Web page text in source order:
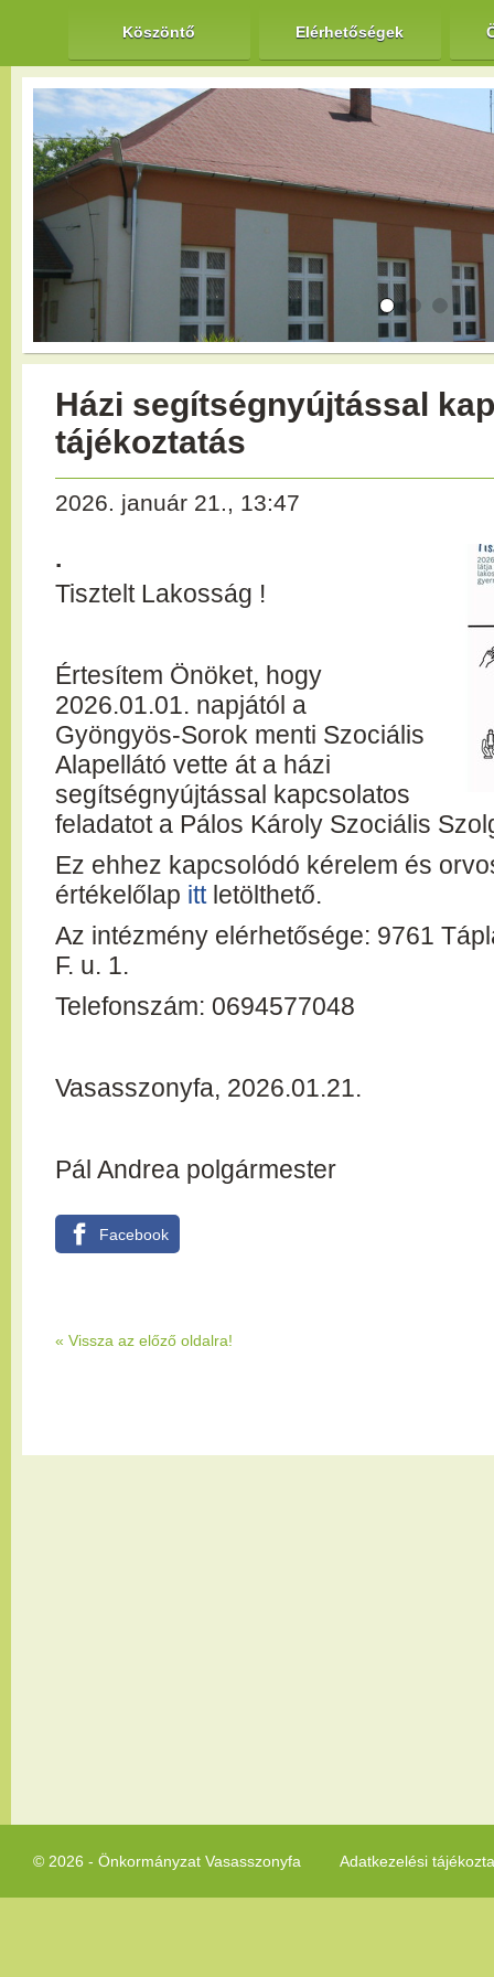
Köszöntő Elérhetőségek
Házi segítségnyújtással
tájékoztatás
2026. január 21., 13:47
.
Tisztelt Lakosság !
Értesítem Önöket, hogy
2026.01.01. napjától a
Gyöngyös-Sorok menti Szociális
Alapellátó vette át a házi
segítségnyújtással kapcsolatos
feladatot a Pálos Károly Szociális
Ez ehhez kapcsolódó kérelem és
értékelőlap itt letölthető.
Az intézmény elérhetősége: 9761
F. u. 1.
Telefonszám: 0694577048
Vasasszonyfa, 2026.01.21.
Pál Andrea polgármester
Facebook
« Vissza az előző oldalra!
© 2026 - Önkormányzat Vasasszonyfa Adatkezelési